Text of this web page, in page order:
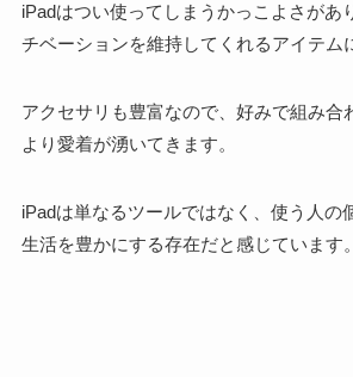
iPadはつい使ってしまうかっこよさがあ
チベーションを維持してくれるアイテム
アクセサリも豊富なので、好みで組み合
より愛着が湧いてきます。
iPadは単なるツールではなく、 使う人の
生活を豊かにする存在だと感じています。